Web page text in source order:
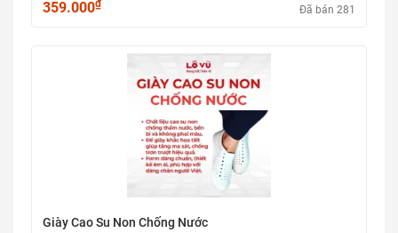
359.000₫ Đã bán 281
Giày Cao Su Non Chống Nước